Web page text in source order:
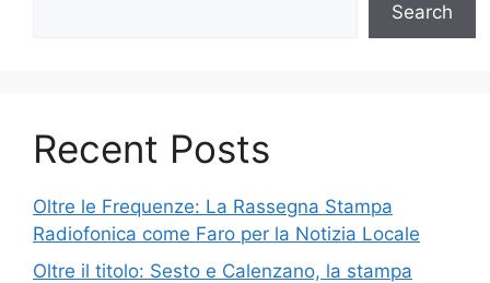
Search
Recent Posts
Oltre le Frequenze: La Rassegna Stampa
Radiofonica come Faro per la Notizia Locale
Oltre il titolo: Sesto e Calenzano, la stampa